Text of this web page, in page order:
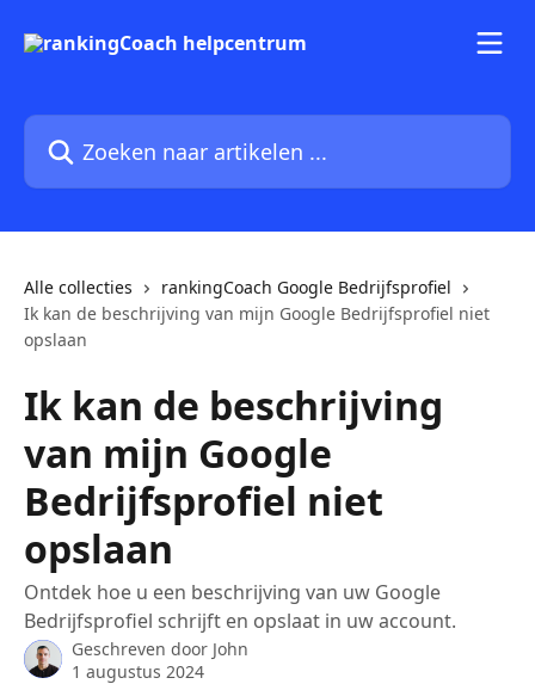
Zoeken naar artikelen ...
Alle collecties
rankingCoach Google Bedrijfsprofiel
Ik kan de beschrijving van mijn Google Bedrijfsprofiel niet
opslaan
Ik kan de beschrijving
van mijn Google
Bedrijfsprofiel niet
opslaan
Ontdek hoe u een beschrijving van uw Google
Bedrijfsprofiel schrijft en opslaat in uw account.
Geschreven door John
1 augustus 2024